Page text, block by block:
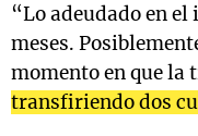
“Lo adeudado en
meses.
momento en que la
transfiriendo dos